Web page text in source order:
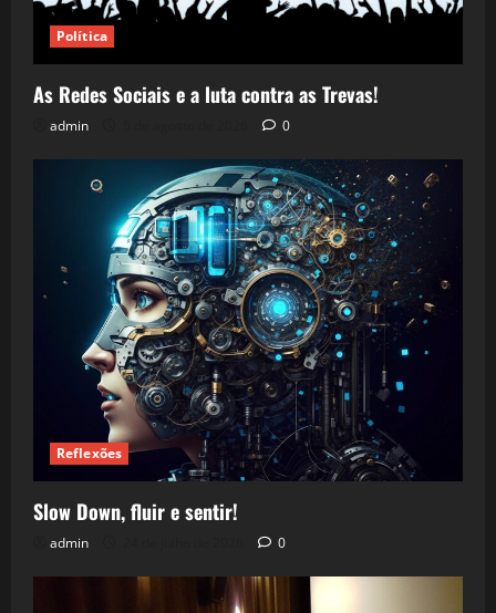
Política
As Redes Sociais e a luta contra as Trevas!
admin 0
Reflexões
Slow Down, fluir e sentir!
admin 0